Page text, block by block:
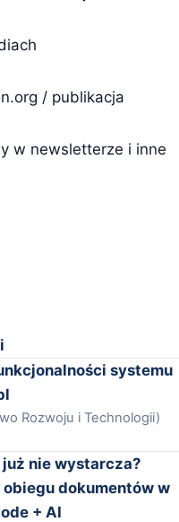
/ publikacja
w newsletterze i inne
systemu
Rozwoju i Technologii)
nie wystarcza?
dokumentów w
+ AI